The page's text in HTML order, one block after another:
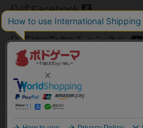
公式Facebook
公式YouTubeチャンネル